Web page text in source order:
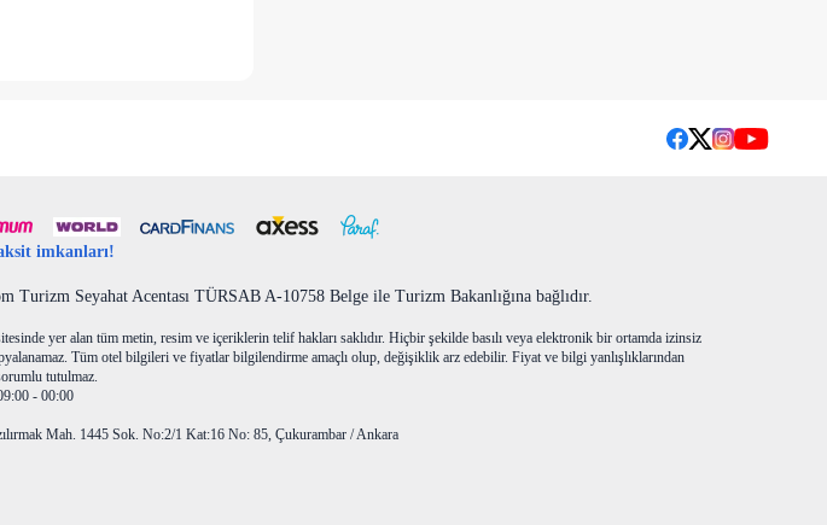
imkanları!
Turizm Seyahat Acentası TÜRSAB A-10758 Belge ile Turizm Bakanlığına bağlıdır.
yer alan tüm metin, resim ve içeriklerin telif hakları saklıdır. Hiçbir şekilde basılı veya elektronik bir ortamda izinsiz
Tüm otel bilgileri ve fiyatlar bilgilendirme amaçlı olup, değişiklik arz edebilir. Fiyat ve bilgi yanlışlıklarından
tutulmaz.
- 00:00
Mah. 1445 Sok. No:2/1 Kat:16 No: 85, Çukurambar / Ankara